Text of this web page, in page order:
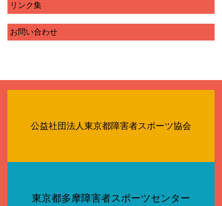
リンク集
お問い合わせ
公益社団法人東京都障害者スポーツ協会
東京都多摩障害者スポーツセンター